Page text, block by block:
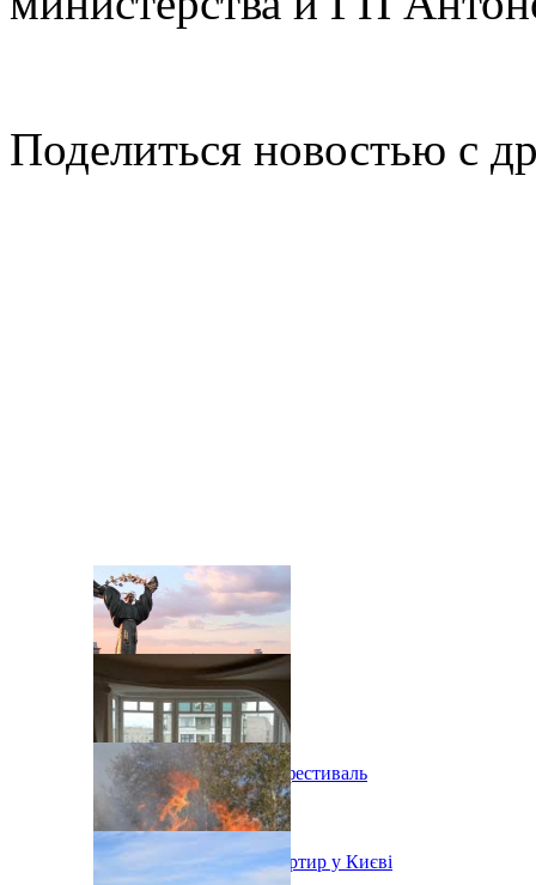
Поделиться новостью с
В Киеве состоится эко-фестиваль
Ситуація з орендою квартир у Києві